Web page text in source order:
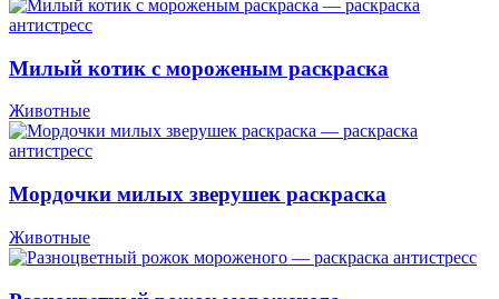
Милый котик с мороженым раскраска
Животные
Мордочки милых зверушек раскраска
Животные